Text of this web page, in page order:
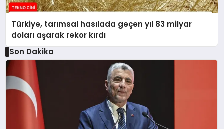
Türkiye, tarımsal hasılada geçen yıl 83 milyar
doları aşarak rekor kırdı
Son Dakika